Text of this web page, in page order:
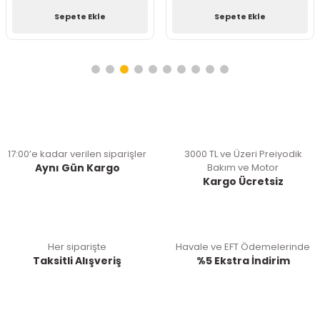
Sepete Ekle Sepete Ekle
17:00’e kadar verilen siparişler
Aynı Gün Kargo
3000 TL ve Üzeri Preiyodik
Bakım ve Motor
Kargo Ücretsiz
Her siparişte
Taksitli Alışveriş
Havale ve EFT Ödemelerinde
%5 Ekstra İndirim